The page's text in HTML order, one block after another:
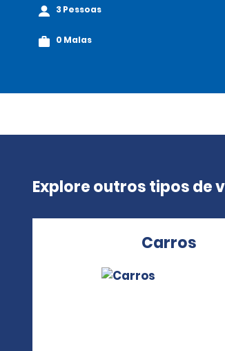
3 Pessoas
0 Malas
Explore outros tipos de
Carros